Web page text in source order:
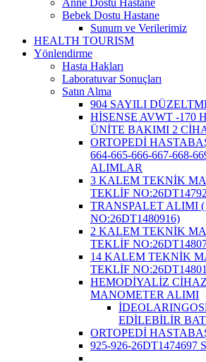
Bebek Dostu Hastane
Sunum ve Verilerimiz
HEALTH TOURISM
Yönlendirme
Hasta Hakları
Laboratuvar Sonuçları
Satın Alma
904 SAYILI
HİSENSE AVWT -170
ÜNİTE BAKIMI 2
ORTOPEDİ
664-665-666-667-668-
ALIMLAR
3 KALEM TEKNİK
TEKLİF
TRANSPALET ALIMI
NO:26DT1480916)
2 KALEM TEKNİK
TEKLİF
14 KALEM TEKNİK
TEKLİF
HEMODİYALİZ
MANOMETER ALIMI
EDİLEBİLİR
ORTOPEDİ
925-926-